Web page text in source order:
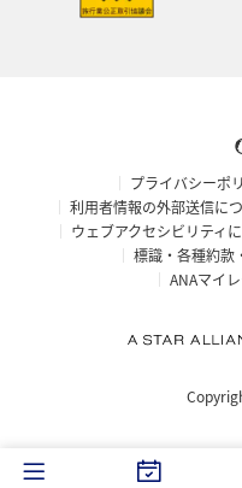
プライバシーポ
利用者情報の外部送信に
ウェブアクセシビリティ
標識・各種約款
ANAマイ